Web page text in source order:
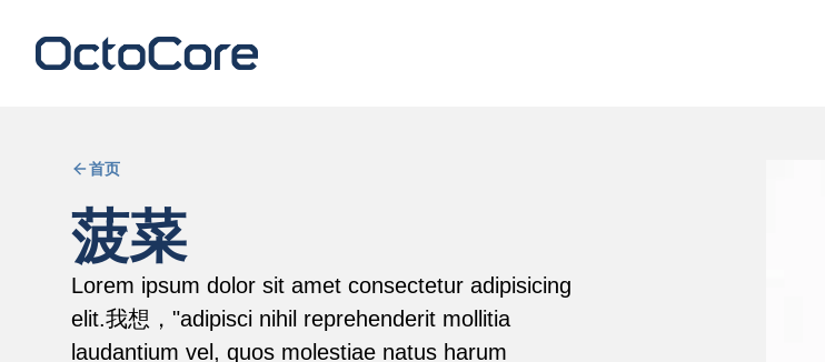
首页
菠菜
Lorem ipsum dolor sit amet consectetur adipisicing
elit.我想，"adipisci nihil reprehenderit mollitia
laudantium vel, quos molestiae natus harum